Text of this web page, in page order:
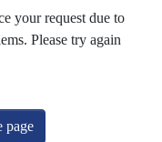
your request due to
Please try again
page